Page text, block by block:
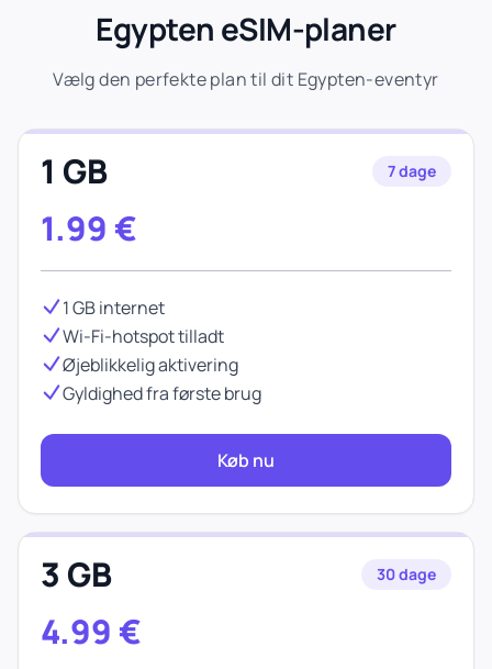
Egypten eSIM-planer
Vælg den perfekte plan til dit Egypten-eventyr
1 GB 7 dage
1.99 €
1 GB internet
Wi-Fi-hotspot tilladt
Øjeblikkelig aktivering
Gyldighed fra første brug
Køb nu
3 GB 30 dage
4.99 €